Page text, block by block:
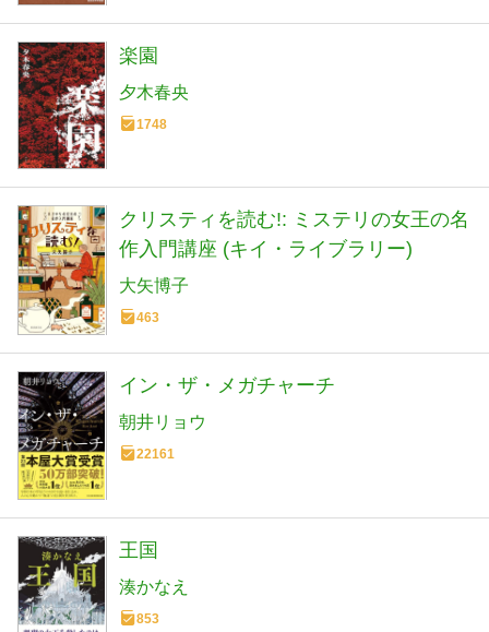
楽園
夕木春央
1748
クリスティを読む!: ミステリの女王の名
作入門講座 (キイ・ライブラリー)
大矢博子
463
イン・ザ・メガチャーチ
朝井リョウ
22161
王国
湊かなえ
853